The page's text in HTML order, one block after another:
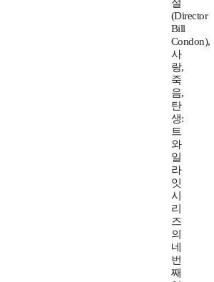
설
(Director
Bill
Condon),
사
랑,
죽
음,
탄
생:
트
와
일
라
잇
시
리
즈
의
네
번
째